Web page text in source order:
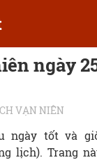
ngày
VẠN NIÊN
ngày tốt và
lịch). Trang